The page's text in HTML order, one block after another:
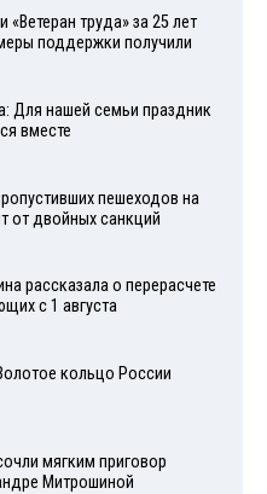
«Ветеран труда» за 25 лет
поддержки получили
Для нашей семьи праздник
вместе
пешеходов на
от двойных санкций
рассказала о перерасчете
с 1 августа
кольцо России
мягким приговор
Митрошиной